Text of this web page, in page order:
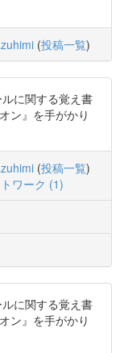
(投稿一覧)
に関する覚え書
ン』を手がかり
(投稿一覧)
ワーク (1)
に関する覚え書
ン』を手がかり